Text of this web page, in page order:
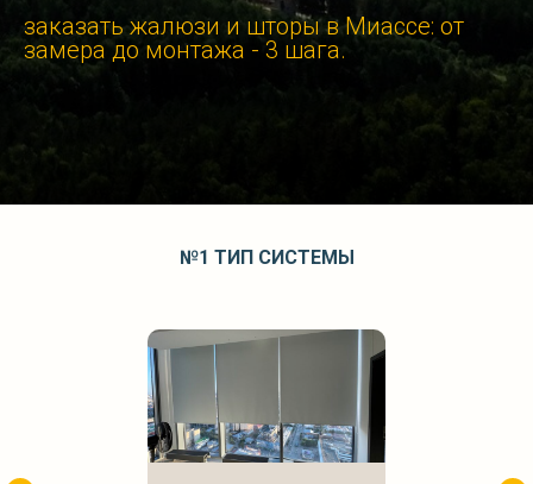
заказать жалюзи и шторы в Миассе: от
замера до монтажа - 3 шага.
№1 ТИП СИСТЕМЫ